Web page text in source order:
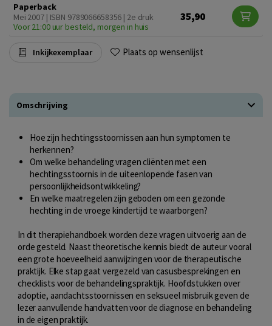
Paperback
Mei 2007 | ISBN 9789066658356 | 2e druk
Voor 21:00 uur besteld, morgen in huis
35,90
Inkijkexemplaar Plaats op wensenlijst
Omschrijving
Hoe zijn hechtingsstoornissen aan hun symptomen te
herkennen?
Om welke behandeling vragen cliënten met een
hechtingsstoornis in de uiteenlopende fasen van
persoonlijkheidsontwikkeling?
En welke maatregelen zijn geboden om een gezonde
hechting in de vroege kindertijd te waarborgen?
In dit therapiehandboek worden deze vragen uitvoerig aan de
orde gesteld. Naast theoretische kennis biedt de auteur vooral
een grote hoeveelheid aanwijzingen voor de therapeutische
praktijk. Elke stap gaat vergezeld van casusbesprekingen en
checklists voor de behandelingspraktijk. Hoofdstukken over
adoptie, aandachtsstoornissen en seksueel misbruik geven de
lezer aanvullende handvatten voor de diagnose en behandeling
in de eigen praktijk.